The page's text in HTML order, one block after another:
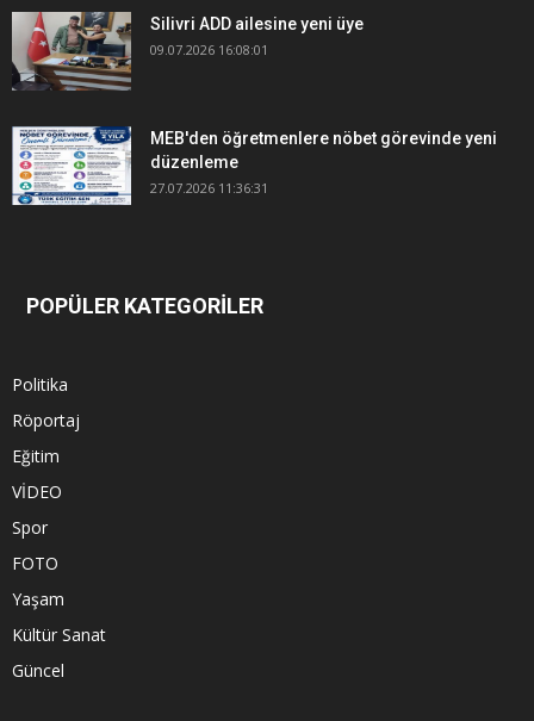
Silivri ADD ailesine yeni üye
09.07.2026 16:08:01
MEB'den öğretmenlere nöbet görevinde yeni
düzenleme
27.07.2026 11:36:31
POPÜLER KATEGORİLER
Politika
Röportaj
Eğitim
VİDEO
Spor
FOTO
Yaşam
Kültür Sanat
Güncel